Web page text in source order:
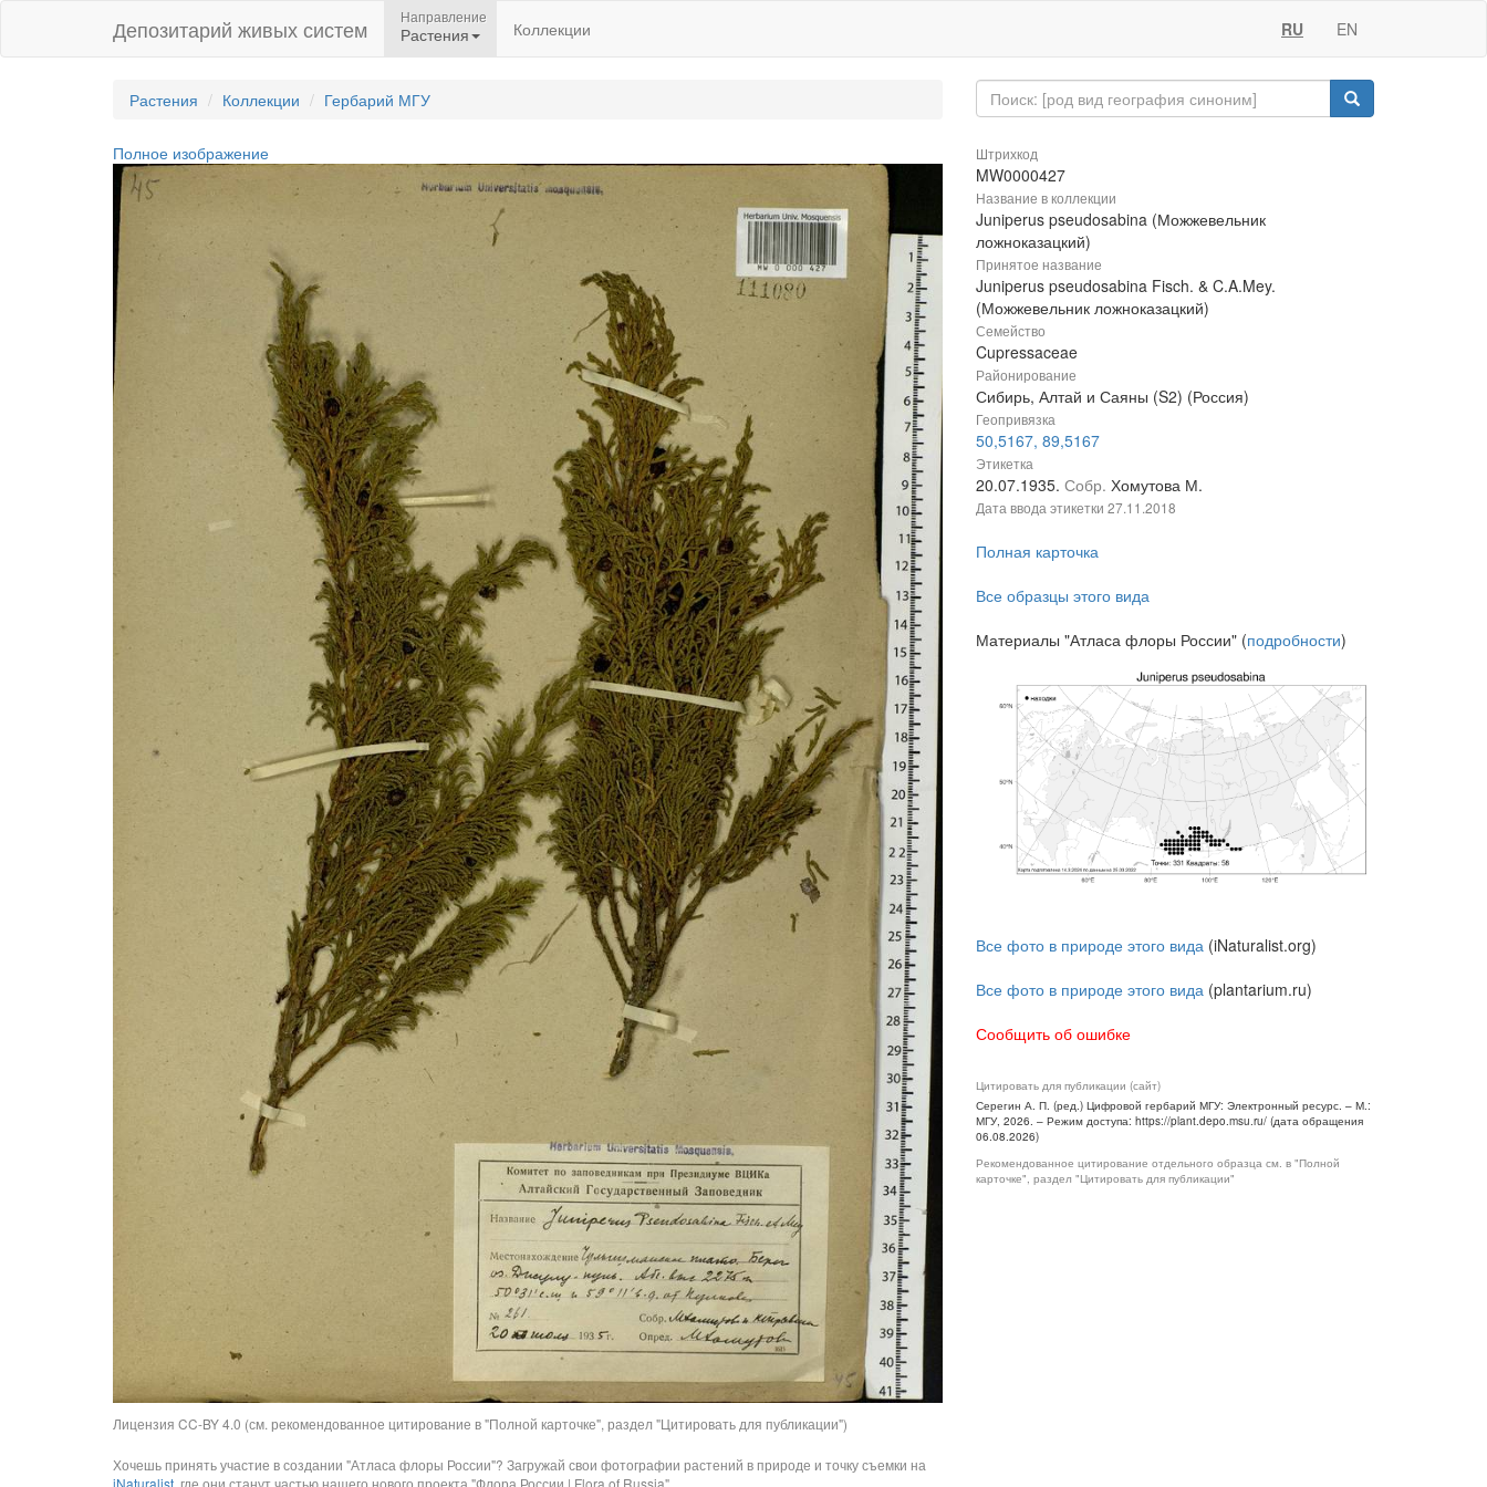
Депозитарий живых систем Направление
Растения Коллекции RU EN
Растения Коллекции Гербарий МГУ
Полное изображение
Лицензия CC-BY 4.0 (см. рекомендованное цитирование в "Полной карточке", раздел "Цитировать для публикации")
Хочешь принять участие в создании "Атласа флоры России"? Загружай свои фотографии растений в природе и точку съемки на
Штрихкод
MW0000427
Название в коллекции
Juniperus pseudosabina (Можжевельник
ложноказацкий)
Принятое название
Juniperus pseudosabina Fisch. & C.A.Mey.
(Можжевельник ложноказацкий)
Семейство
Cupressaceae
Районирование
Сибирь, Алтай и Саяны (S2) (Россия)
Геопривязка
50,5167, 89,5167
Этикетка
20.07.1935. Собр. Хомутова М.
Дата ввода этикетки 27.11.2018
Полная карточка
Все образцы этого вида
Материалы "Атласа флоры России" (подробности)
Все фото в природе этого вида (iNaturalist.org)
Все фото в природе этого вида (plantarium.ru)
Сообщить об ошибке
Цитировать для публикации (сайт)
Серегин А. П. (ред.) Цифровой гербарий МГУ: Электронный ресурс. – М.:
МГУ, 2026. – Режим доступа: https://plant.depo.msu.ru/ (дата обращения
06.08.2026)
Рекомендованное цитирование отдельного образца см. в "Полной
карточке", раздел "Цитировать для публикации"